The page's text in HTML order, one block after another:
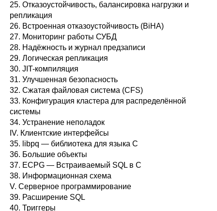
25. Отказоустойчивость, балансировка нагрузки и
репликация
26. Встроенная отказоустойчивость (BiHA)
27. Мониторинг работы СУБД
28. Надёжность и журнал предзаписи
29. Логическая репликация
30. JIT-компиляция
31. Улучшенная безопасность
32. Сжатая файловая система (CFS)
33. Конфигурация кластера для распределённой
системы
34. Устранение неполадок
IV. Клиентские интерфейсы
35. libpq — библиотека для языка C
36. Большие объекты
37. ECPG — Встраиваемый SQL в C
38. Информационная схема
V. Серверное программирование
39. Расширение SQL
40. Триггеры